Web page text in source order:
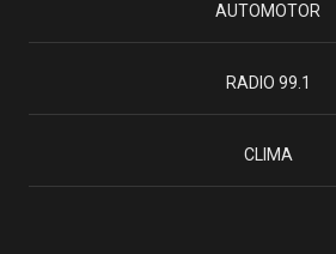
AUTOMOTOR
RADIO 99.1
CLIMA